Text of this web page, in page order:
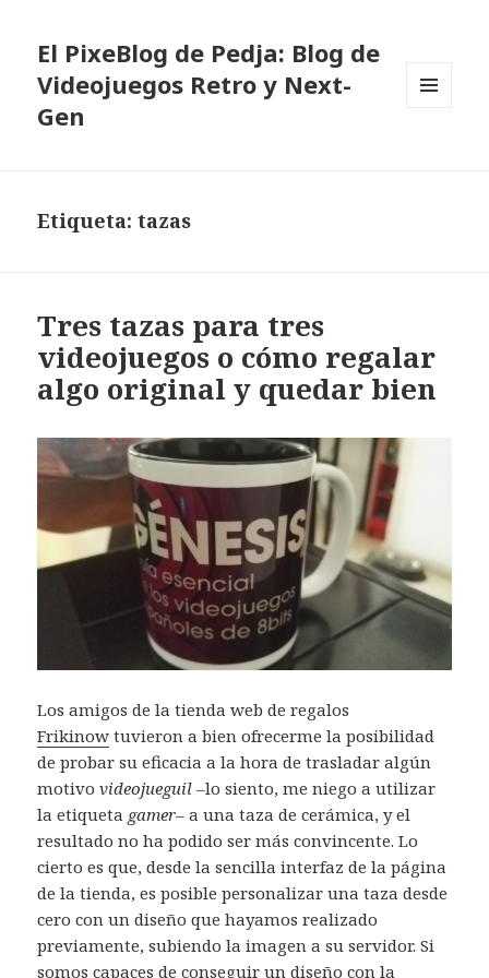
El PixeBlog de Pedja: Blog de
Videojuegos Retro y Next-
Gen
Etiqueta:tazas
Tres tazas para tres
videojuegos o cómo regalar
algo original y quedar bien
Los amigos de la tienda web de regalos
Frikinow tuvieron a bien ofrecerme la posibilidad
de probar su eficacia a la hora de trasladar algún
motivovideojueguil –lo siento, me niego a utilizar
la etiqueta gamer– a una taza de cerámica, y el
resultado no ha podido ser más convincente. Lo
cierto es que, desde la sencilla interfaz de la página
de la tienda, es posible personalizar una taza desde
cero con un diseño que hayamos realizado
previamente, subiendo la imagen a su servidor. Si
somos capaces de conseguir un diseño con la